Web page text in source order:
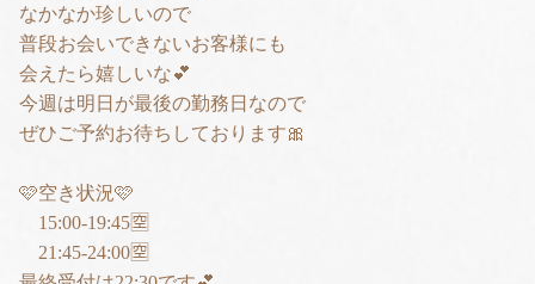
なかなか珍しいので
普段お会いできないお客様にも
会えたら嬉しいな💕
今週は明日が最後の勤務日なので
ぜひご予約お待ちしております🎀
🩷空き状況🩷
15:00-19:45🈳
21:45-24:00🈳